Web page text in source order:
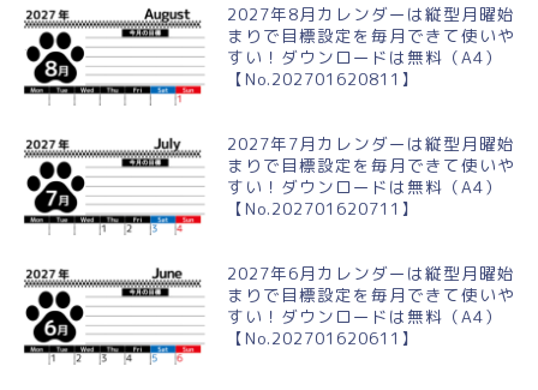
2027年8月カレンダーは縦型月曜始
まりで目標設定を毎月できて使いや
すい！ダウンロードは無料（A4）
【No.202701620811】
2027年7月カレンダーは縦型月曜始
まりで目標設定を毎月できて使いや
すい！ダウンロードは無料（A4）
【No.202701620711】
2027年6月カレンダーは縦型月曜始
まりで目標設定を毎月できて使いや
すい！ダウンロードは無料（A4）
【No.202701620611】